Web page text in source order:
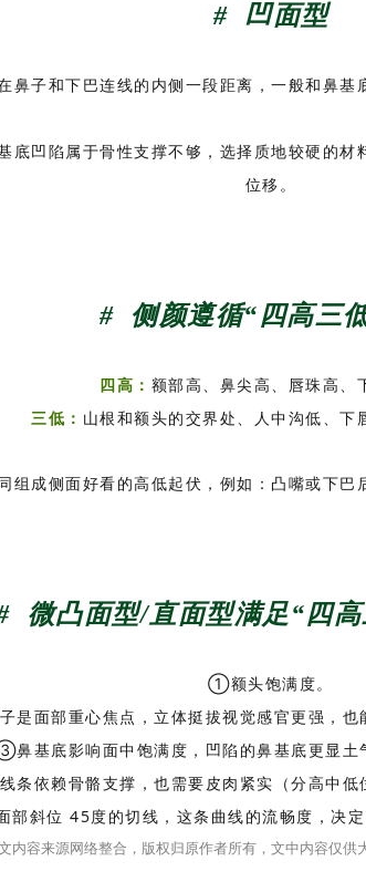
# 凹面型
鼻子和下巴连线的内侧一段距离，一般和鼻基
底凹陷属于骨性支撑不够，选择质地较硬的
位移。
# 侧颜遵循“四高三
四高： 额部高、鼻尖高、唇珠高、
三低： 山根和额头的交界处、人中沟低、下
组成侧面好看的高低起伏，例如：凸嘴或下巴
微凸面型/直面型满足“四
①额头饱满度。
面部重心焦点，立体挺拔视觉感官更强，也
鼻基底影响面中饱满度，凹陷的鼻基底更显土
依赖骨骼支撑，也需要皮肉紧实（分高中低
斜位 45度的切线，这条曲线的流畅度，决定
内容来源网络整合，版权归原作者所有，文中内容仅供